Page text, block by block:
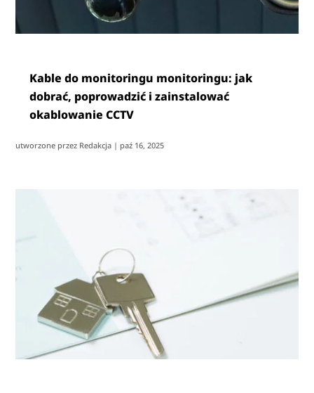
Kable do monitoringu monitoringu: jak
dobrać, poprowadzić i zainstalować
okablowanie CCTV
utworzone przez Redakcja | paź 16, 2025